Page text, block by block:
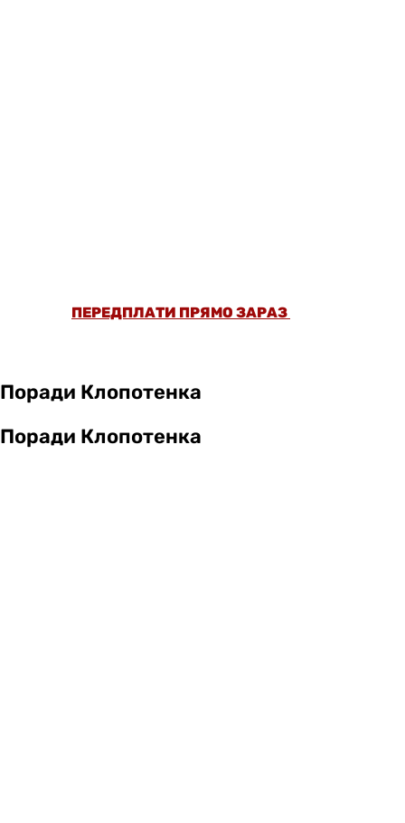
ПЕРЕДПЛАТИ ПРЯМО ЗАРАЗ
Поради Клопотенка
Поради Клопотенка